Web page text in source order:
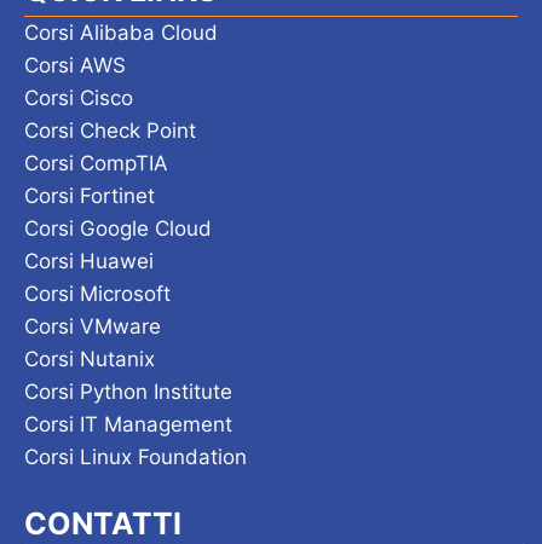
Corsi Alibaba Cloud
Corsi AWS
Corsi Cisco
Corsi Check Point
Corsi CompTIA
Corsi Fortinet
Corsi Google Cloud
Corsi Huawei
Corsi Microsoft
Corsi VMware
Corsi Nutanix
Corsi Python Institute
Corsi IT Management
Corsi Linux Foundation
CONTATTI